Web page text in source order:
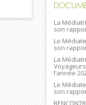
La
son
Le
son
La
l’année
Le
son